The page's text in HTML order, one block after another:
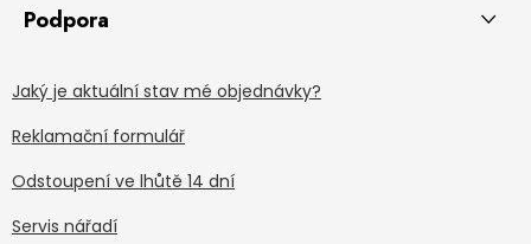
Podpora
Jaký je aktuální stav mé objednávky?
Reklamační formulář
Odstoupení ve lhůtě 14 dní
Servis nářadí